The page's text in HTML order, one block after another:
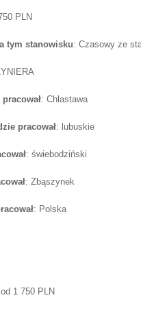
PLN
tym stanowisku: Czasowy ze
: Chlastawa
pracował: lubuskie
: świebodziński
: Zbąszynek
: Polska
1 750 PLN